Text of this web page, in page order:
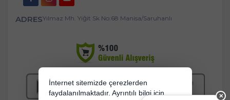
ADRESYılmaz Mh. Yiğit Sk No:68 Manisa/Saruhanlı
✕
İnternet sitemizde çerezlerden
faydalanılmaktadır. Ayrıntılı bilgi için